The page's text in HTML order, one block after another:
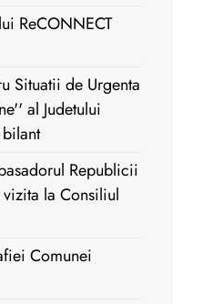
ReCONNECT
Situatii de Urgenta
al Judetului
Republicii
vizita la Consiliul
Comunei